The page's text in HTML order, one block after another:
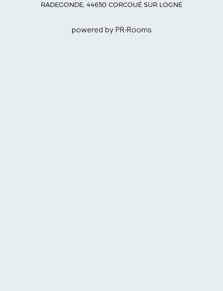
RADEGONDE, 44650 CORCOUÉ SUR LOGNE
powered by PR-Rooms